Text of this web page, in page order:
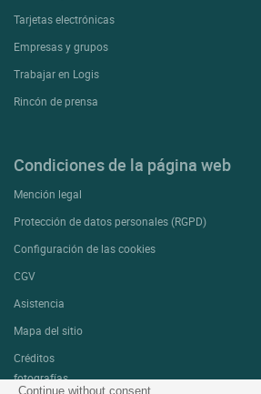
Continue without consent
Tarjetas electrónicas
Empresas y grupos
Trabajar en Logis
Rincón de prensa
Condiciones de la página web
Mención legal
Protección de datos personales (RGPD)
Configuración de las cookies
CGV
Asistencia
Mapa del sitio
Créditos
fotografías